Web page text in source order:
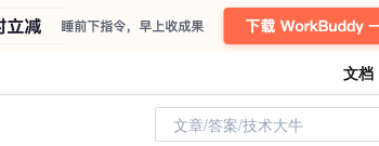
文档
文章/答案/技术大牛